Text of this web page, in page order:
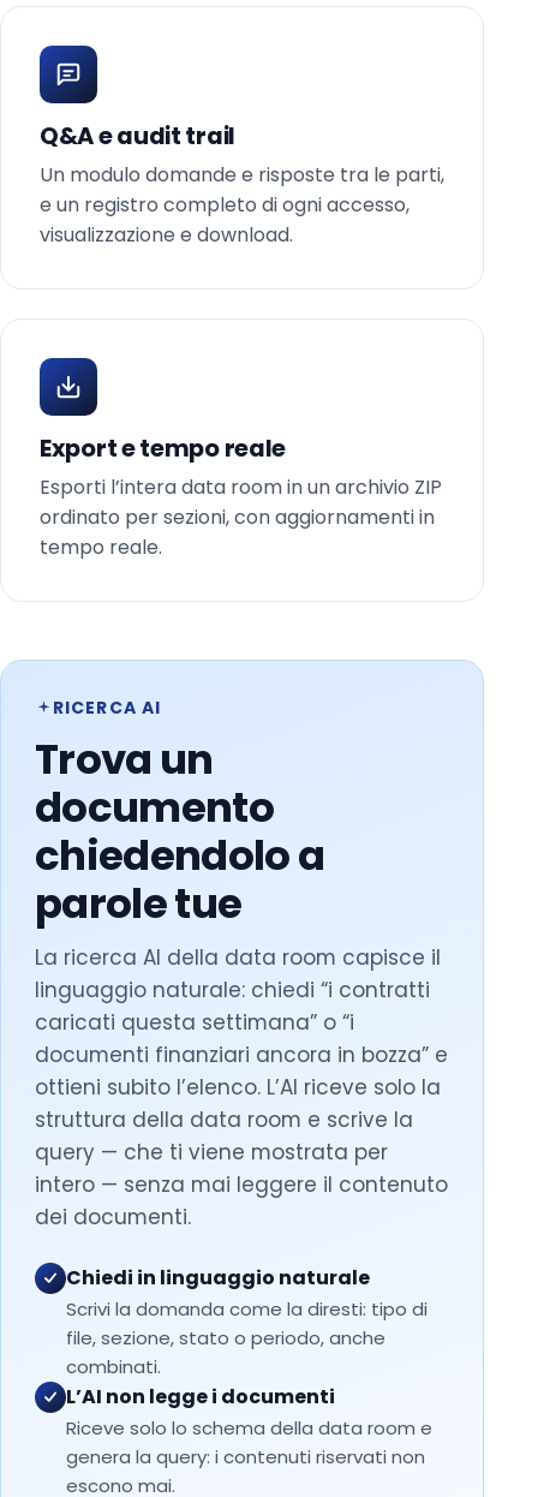
Q&A e audit trail
Un modulo domande e risposte tra le parti,
e un registro completo di ogni accesso,
visualizzazione e download.
Export e tempo reale
Esporti l’intera data room in un archivio ZIP
ordinato per sezioni, con aggiornamenti in
tempo reale.
RICERCA AI
Trova un
documento
chiedendolo a
parole tue
La ricerca AI della data room capisce il
linguaggio naturale: chiedi “i contratti
caricati questa settimana” o “i
documenti finanziari ancora in bozza” e
ottieni subito l’elenco. L’AI riceve solo la
struttura della data room e scrive la
query — che ti viene mostrata per
intero — senza mai leggere il contenuto
dei documenti.
Chiedi in linguaggio naturale
Scrivi la domanda come la diresti: tipo di
file, sezione, stato o periodo, anche
combinati.
L’AI non legge i documenti
Riceve solo lo schema della data room e
genera la query: i contenuti riservati non
escono mai.